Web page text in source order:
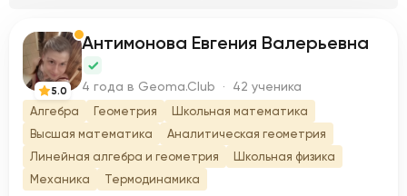
А
5.0
Антимонова Евгения Валерьевна
4 года в Geoma.Club · 42 ученика
Алгебра Геометрия
Школьная математика
Высшая математика
Аналитическая геометрия
Линейная алгебра и геометрия
Школьная физика
Механика
Термодинамика